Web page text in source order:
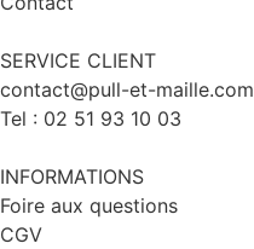
SERVICE CLIENT
contact@pull-et-maille.com
Tel : 02 51 93 10 03
INFORMATIONS
Foire aux questions
CGV